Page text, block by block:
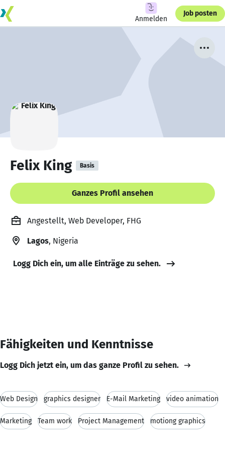
Anmelden
Job posten
Felix King Basis
Ganzes Profil ansehen
Angestellt, Web Developer, FHG
Lagos, Nigeria
Logg Dich ein, um alle Einträge zu sehen.
Fähigkeiten und Kenntnisse
Logg Dich jetzt ein, um das ganze Profil zu sehen.
Web Design graphics designer E-Mail Marketing video animation
Marketing Team work Project Management motiong graphics